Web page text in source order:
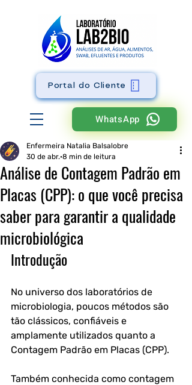
WhatsApp
Portal do Cliente
Análise de Contagem Padrão em
Placas (CPP): o que você precisa
saber para garantir a qualidade
microbiológica
Enfermeira Natalia Balsalobre
30 de abr. 8 min de leitura
Introdução
No universo dos laboratórios de
microbiologia, poucos métodos são
tão clássicos, confiáveis e
amplamente utilizados quanto a
Contagem Padrão em Placas (CPP).
Também conhecida como contagem